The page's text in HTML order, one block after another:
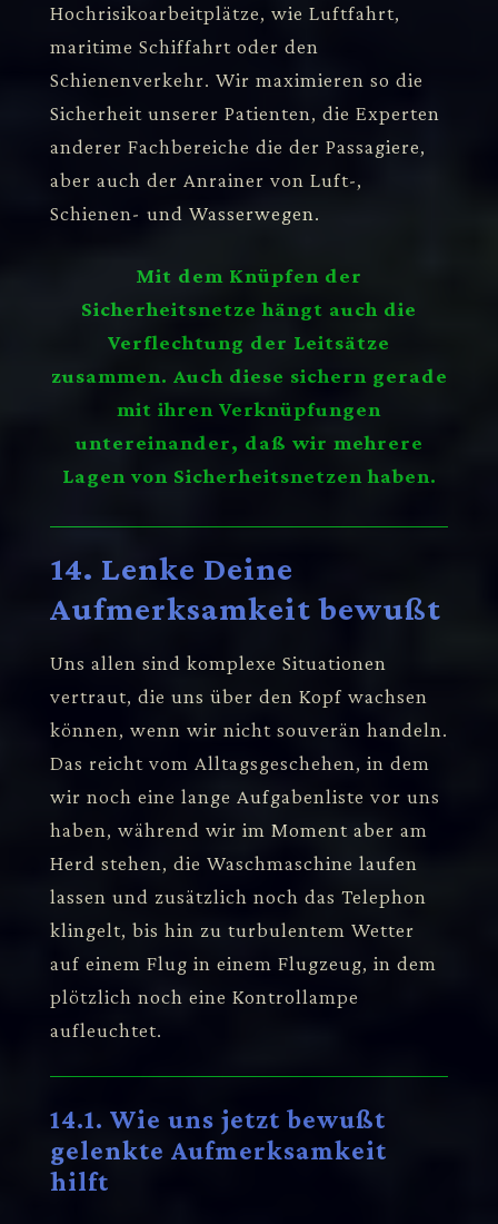
Hochrisikoarbeitplätze, wie Luftfahrt,
maritime Schiffahrt oder den
Schienenverkehr. Wir maximieren so die
Sicherheit unserer Patienten, die Experten
anderer Fachbereiche die der Passagiere,
aber auch der Anrainer von Luft-,
Schienen- und Wasserwegen.
Mit dem Knüpfen der
Sicherheitsnetze hängt auch die
Verflechtung der Leitsätze
zusammen. Auch diese sichern gerade
mit ihren Verknüpfungen
untereinander, daß wir mehrere
Lagen von Sicherheitsnetzen haben.
14. Lenke Deine
Aufmerksamkeit bewußt
Uns allen sind komplexe Situationen
vertraut, die uns über den Kopf wachsen
können, wenn wir nicht souverän handeln.
Das reicht vom Alltagsgeschehen, in dem
wir noch eine lange Aufgabenliste vor uns
haben, während wir im Moment aber am
Herd stehen, die Waschmaschine laufen
lassen und zusätzlich noch das Telephon
klingelt, bis hin zu turbulentem Wetter
auf einem Flug in einem Flugzeug, in dem
plötzlich noch eine Kontrollampe
aufleuchtet.
14.1. Wie uns jetzt bewußt
gelenkte Aufmerksamkeit
hilft